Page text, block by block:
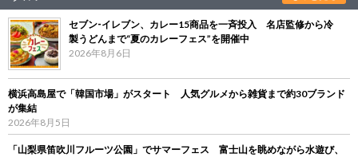
セブン‐イレブン、カレー15商品を一斉投入 名店監修から冷
製うどんまで“夏のカレーフェス”を開催中
2026年8月6日
横浜高島屋で「韓国市場」がスタート 人気グルメから雑貨まで約30ブランド
が集結
2026年8月5日
「山梨県笛吹川フルーツ公園」でサマーフェス 富士山を眺めながら水遊び、